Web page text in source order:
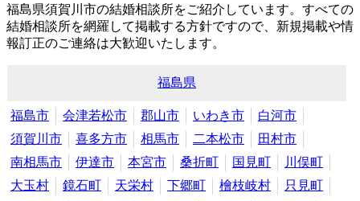
福島県須賀川市の結婚相談所をご紹介しています。すべての
結婚相談所を網羅して掲載する方針ですので、新規掲載や情
報訂正のご連絡は大歓迎いたします。
福島県
福島市 会津若松市 郡山市 いわき市
白河市
須賀川市
喜多方市 相馬市 二本松市
田村市
南相馬市
伊達市 本宮市 桑折町 国見町
川俣町
大玉村
鏡石町 天栄村 下郷町 檜枝岐村
只見町